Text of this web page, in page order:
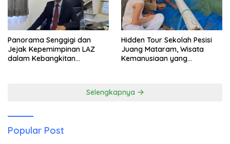
Panorama Senggigi dan
Jejak Kepemimpinan LAZ
dalam Kebangkitan
Hidden Tour Sekolah Pesisi
Juang Mataram, Wisata
Kemanusiaan yang
Selengkapnya
Popular Post